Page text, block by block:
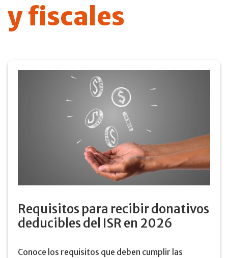
y fiscales
Requisitos para recibir donativos
deducibles del ISR en 2026
Conoce los requisitos que deben cumplir las